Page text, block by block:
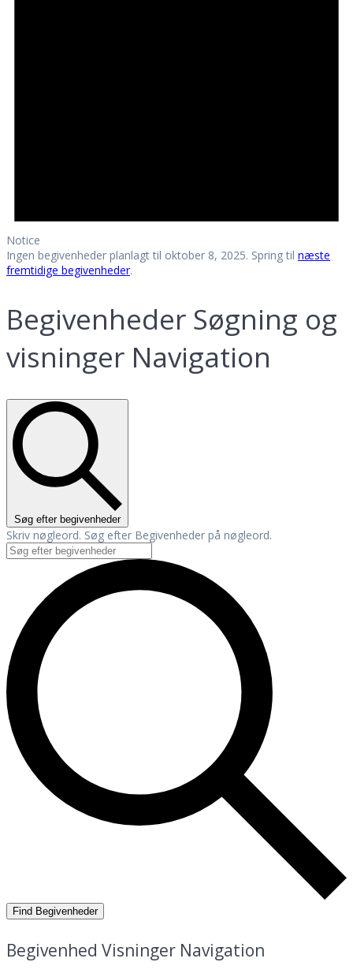
Notice
Ingen begivenheder planlagt til oktober 8, 2025. Spring til næste
fremtidige begivenheder.
Begivenheder Søgning og
visninger Navigation
Søg efter begivenheder
Skriv nøgleord. Søg efter Begivenheder på nøgleord.
Find Begivenheder
Begivenhed Visninger Navigation